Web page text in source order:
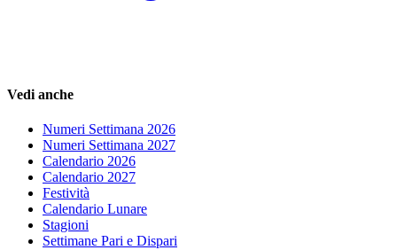
Vedi anche
Numeri Settimana 2026
Numeri Settimana 2027
Calendario 2026
Calendario 2027
Festività
Calendario Lunare
Stagioni
Settimane Pari e Dispari